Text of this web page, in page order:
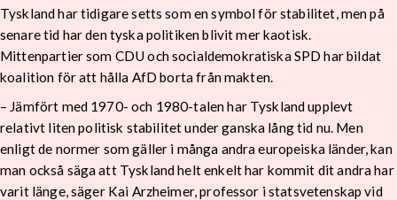
Tyskland har tidigare setts som en symbol för stabilitet, men på
senare tid har den tyska politiken blivit mer kaotisk.
Mittenpartier som CDU och socialdemokratiska SPD har bildat
koalition för att hålla AfD borta från makten.
– Jämfört med 1970- och 1980-talen har Tyskland upplevt
relativt liten politisk stabilitet under ganska lång tid nu. Men
enligt de normer som gäller i många andra europeiska länder, kan
man också säga att Tyskland helt enkelt har kommit dit andra har
varit länge, säger Kai Arzheimer, professor i statsvetenskap vid